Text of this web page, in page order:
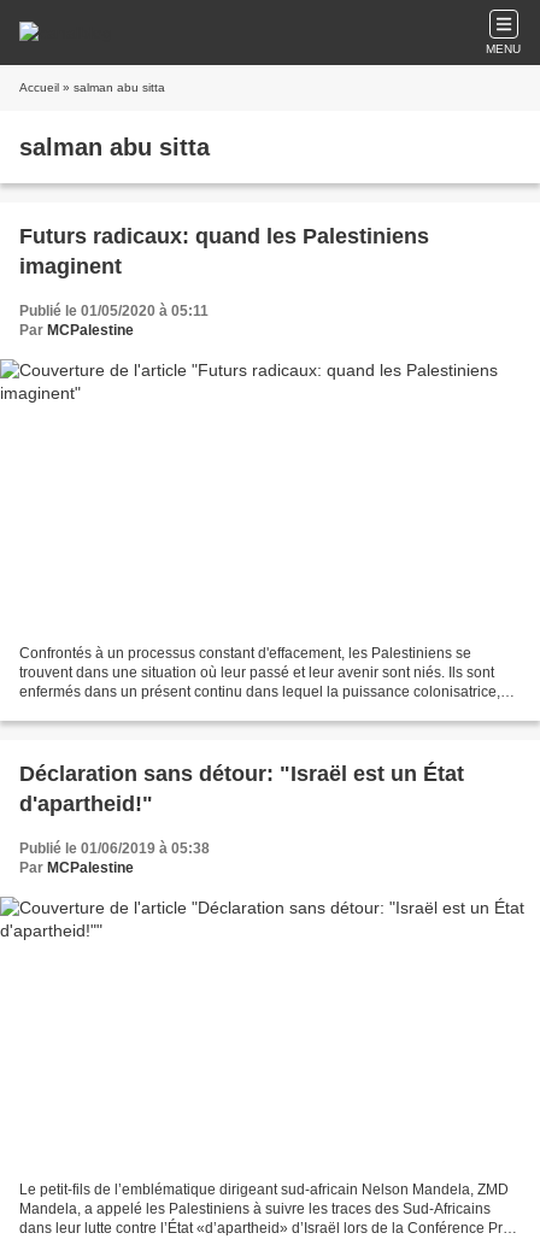
MENU
Accueil » salman abu sitta
salman abu sitta
Futurs radicaux: quand les Palestiniens
imaginent
Publié le 01/05/2020 à 05:11
Par MCPalestine
Confrontés à un processus constant d'effacement, les Palestiniens se
trouvent dans une situation où leur passé et leur avenir sont niés. Ils sont
enfermés dans un présent continu dans lequel la puissance colonisatrice,
Déclaration sans détour: "Israël est un État
d'apartheid!"
Publié le 01/06/2019 à 05:38
Par MCPalestine
Le petit-fils de l’emblématique dirigeant sud-africain Nelson Mandela, ZMD
Mandela, a appelé les Palestiniens à suivre les traces des Sud-Africains
dans leur lutte contre l’État «d’apartheid» d’Israël lors de la Conférence Pro-